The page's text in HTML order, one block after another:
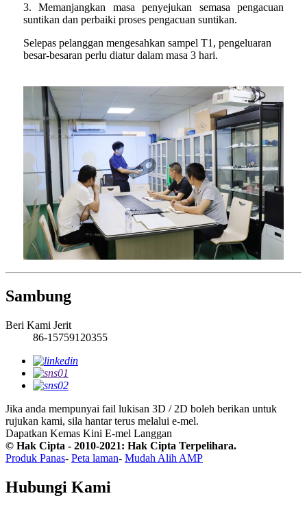
3. Memanjangkan masa penyejukan semasa pengacuan
suntikan dan perbaiki proses pengacuan suntikan.
Selepas pelanggan mengesahkan sampel T1, pengeluaran
besar-besaran perlu diatur dalam masa 3 hari.
Sambung
Beri Kami Jerit
86-15759120355
Jika anda mempunyai fail lukisan 3D / 2D boleh berikan untuk
rujukan kami, sila hantar terus melalui e-mel.
Dapatkan Kemas Kini E-mel Langgan
© Hak Cipta - 2010-2021: Hak Cipta Terpelihara.
Produk Panas- Peta laman- Mudah Alih AMP
Hubungi Kami